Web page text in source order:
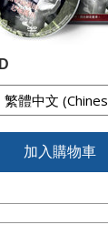
加入購物車